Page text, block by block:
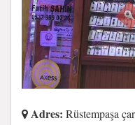
Adres: Rüstempaşa